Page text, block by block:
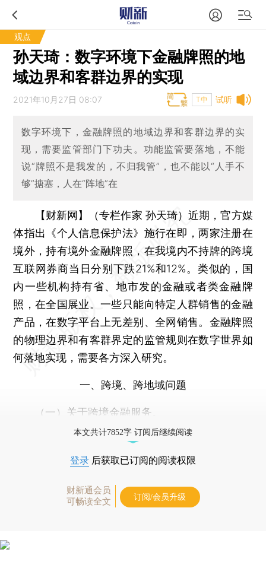
观点
孙天琦：数字环境下金融牌照的地
域边界和客群边界的实现
试听
2021年10月27日 08:07 T中
数字环境下，金融牌照的地域边界和客群边界的实
现，需要监管部门下功夫。功能监管要落地，不能
说“牌照不是我发的，不归我管”，也不能以“人手不
够”搪塞，人在“阵地”在
【财新网】（专栏作家 孙天琦）近期，官方媒
体指出《个人信息保护法》施行在即，两家注册在
境外，持有境外金融牌照，在我境内不持牌的跨境
互联网券商当日分别下跌21%和12%。类似的，国
内一些机构持有省、地市发的金融或者类金融牌
照，在全国展业。一些只能向特定人群销售的金融
产品，在数字平台上无差别、全网销售。金融牌照
的物理边界和有客群界定的监管规则在数字世界如
何落地实现，需要各方深入研究。
一、跨境、跨地域问题
（一）关于跨境金融服务。
本文共计7852字 订阅后继续阅读
登录 后获取已订阅的阅读权限
财新通会员
可畅读全文
订阅/会员升级